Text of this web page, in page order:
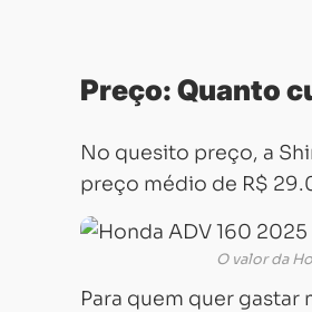
Preço: Quanto
No quesito preço, a
preço médio de R$
O valor da
Para quem quer